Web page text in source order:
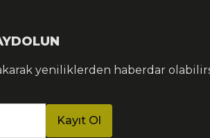
yeniliklerden haberdar
Kayıt Ol